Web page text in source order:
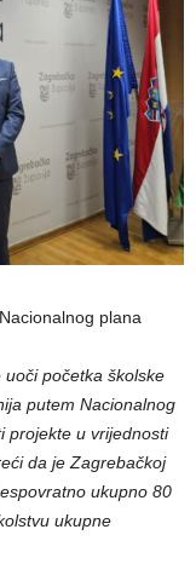
plana
uoči početka školske
putem Nacionalnog
projekte u vrijednosti
da je Zagrebačkoj
ukupno 80
ukupne